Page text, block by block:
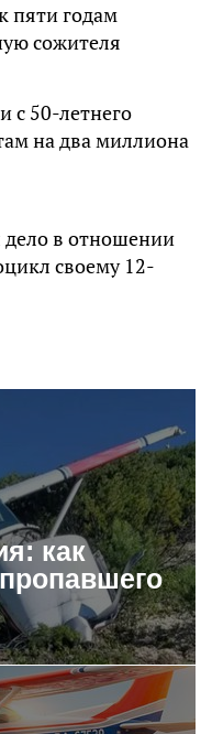
пяти годам
сожителя
с 50-летнего
на два миллиона
дело в отношении
своему 12-
как